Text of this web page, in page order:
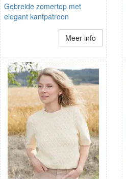
Gebreide zomertop met
elegant kantpatroon
Meer info